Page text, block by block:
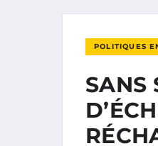
POLITIQUES
SANS